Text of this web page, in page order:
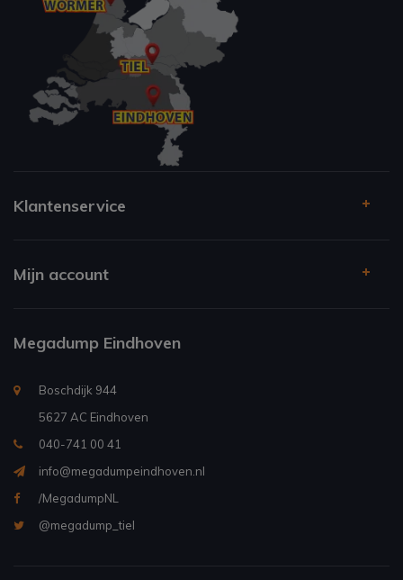
Klantenservice
Mijn account
Megadump Eindhoven
Boschdijk 944
5627 AC Eindhoven
040-741 00 41
info@megadumpeindhoven.nl
/MegadumpNL
@megadump_tiel